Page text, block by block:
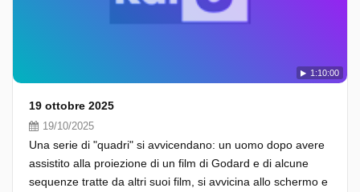
1:10:00
19 ottobre 2025
19/10/2025
Una serie di "quadri" si avvicendano: un uomo dopo avere
assistito alla proiezione di un film di Godard e di alcune
sequenze tratte da altri suoi film, si avvicina allo schermo e